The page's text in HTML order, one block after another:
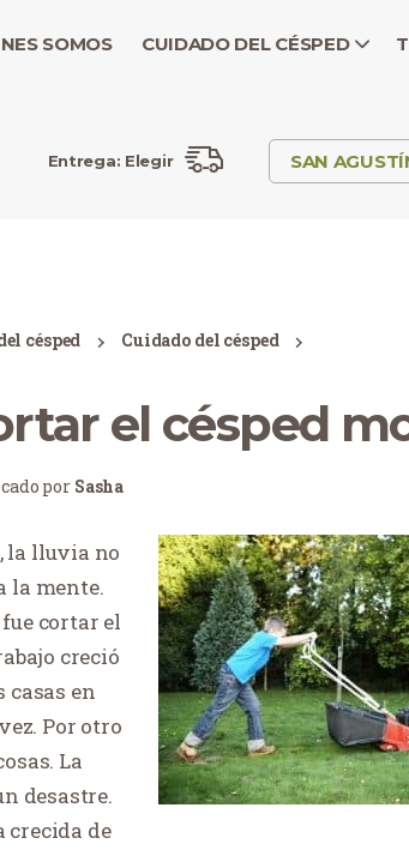
SOMOS CUIDADO DEL CÉSPED
Entrega: Elegir SAN
césped
Cuidado del césped
el césped
por Sasha
la lluvia no
la mente.
cortar el
creció
en
Por otro
La
desastre.
crecida de